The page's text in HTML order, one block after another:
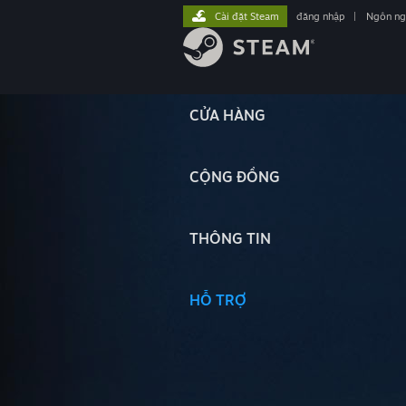
CỬA HÀNG
CỘNG ĐỒNG
THÔNG TIN
HỖ TRỢ
Cài đặt Steam đăng nhập Ngôn